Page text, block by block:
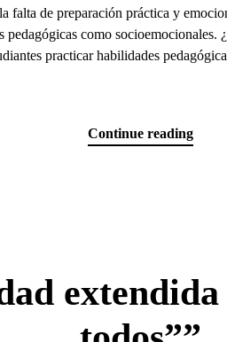
falta de preparación práctica y
como
practicar habilidades
Continue reading